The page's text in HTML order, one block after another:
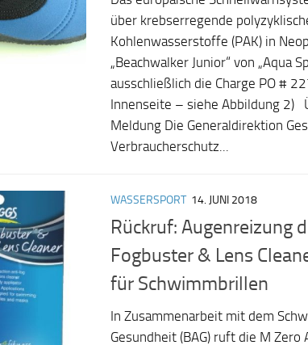
über krebserregende
Kohlenwasserstoffe (PAK) in
„Beachwalker Junior“ von „Aqua
ausschließlich die Charge PO #
Innenseite – siehe Abbildung 2)
Meldung Die Generaldirektion
Verbraucherschutz...
WASSERSPORT 14. JUNI 2018
Rückruf: Augenreizung
Fogbuster & Lens
für Schwimmbrillen
In Zusammenarbeit mit dem
Gesundheit (BAG) ruft die M Zero